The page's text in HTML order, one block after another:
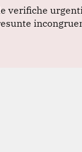
verifiche